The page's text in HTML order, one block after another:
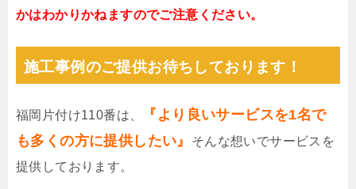
かはわかりかねますのでご注意ください。
施工事例のご提供お待ちしております！
福岡片付け110番は、
『より良いサービスを1名で
も多くの方に提供したい』
そんな想いでサービスを
提供しております。